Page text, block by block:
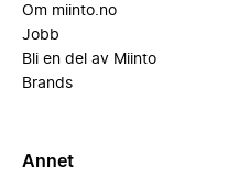
Om miinto.no
Jobb
Bli en del av Miinto
Brands
Annet